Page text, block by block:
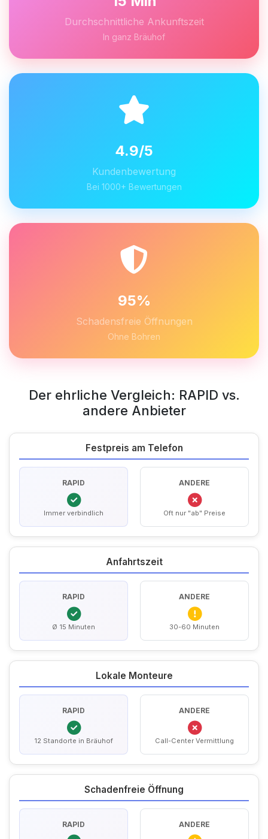
Durchschnittliche Ankunftszeit
In ganz Bräuhof
4.9/5
Kundenbewertung
Bei 1000+ Bewertungen
95%
Schadensfreie Öffnungen
Ohne Bohren
Der ehrliche Vergleich: RAPID vs.
andere Anbieter
Festpreis am Telefon
RAPID
Immer verbindlich
ANDERE
Oft nur "ab" Preise
Anfahrtszeit
RAPID
Ø 15 Minuten
ANDERE
30-60 Minuten
Lokale Monteure
RAPID
12 Standorte in Bräuhof
ANDERE
Call-Center Vermittlung
Schadenfreie Öffnung
RAPID ANDERE